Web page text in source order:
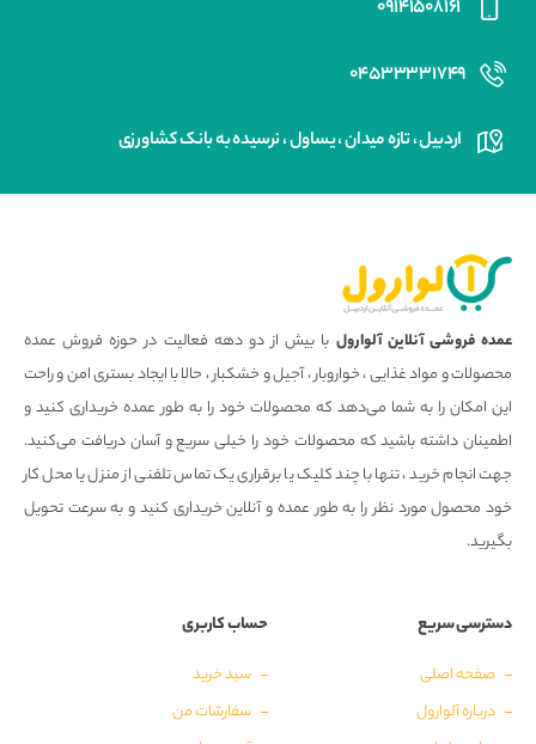
۰۹۱۴۱۵۰۸۱۶۱
۰۴۵۳۳۳۳۱۷۴۹
اردبیل ، تازه میدان ، یساول ، نرسیده به بانک کشاورزی
عمده فروشی آنلاین آلوارول با بیش از دو دهه فعالیت در حوزه فروش عمده
محصولات و مواد غذایی ، خواروبار ، آجیل و خشکبار ، حالا با ایجاد بستری امن و راحت
این امکان را به شما می‌دهد که محصولات خود را به طور عمده خریداری کنید و
اطمینان داشته باشید که محصولات خود را خیلی سریع و آسان دریافت می‌کنید.
جهت انجام خرید ، تنها با چند کلیک یا برقراری یک تماس تلفنی از منزل یا محل کار
خود محصول مورد نظر را به طور عمده و آنلاین خریداری کنید و به سرعت تحویل
بگیرید.
دسترسی سریع
صفحه اصلی
درباره آلوارول
حساب کاربری
سبد خرید
سفارشات من